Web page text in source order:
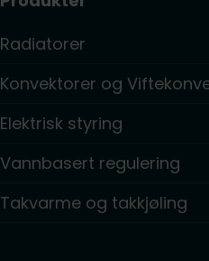
Radiatorer
Konvektorer og
Elektrisk styring
Vannbasert regulering
Takvarme og takkjøling